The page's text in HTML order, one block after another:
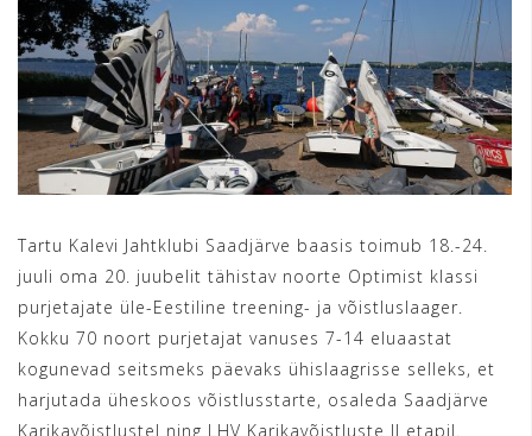
Tartu Kalevi Jahtklubi Saadjärve baasis toimub 18.-24.
juuli oma 20. juubelit tähistav noorte Optimist klassi
purjetajate üle-Eestiline treening- ja võistluslaager.
Kokku 70 noort purjetajat vanuses 7-14 eluaastat
kogunevad seitsmeks päevaks ühislaagrisse selleks, et
harjutada üheskoos võistlusstarte, osaleda Saadjärve
Karikavõistlustel ning LHV Karikavõistluste II etapil.